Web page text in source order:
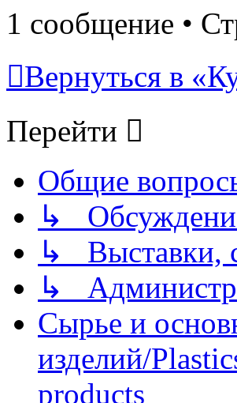
1 сообщение •
Вернуться в
Перейти
Общие
↳ Обсуждение
↳ Выставки,
↳
Сырье и
изделий/
products